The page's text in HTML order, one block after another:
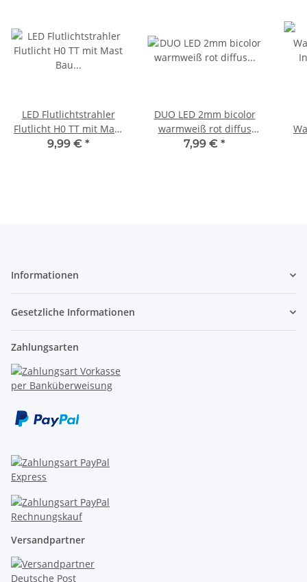
LED Flutlichtstrahler
Flutlicht H0 TT mit Mast
Bau Fassadenstrahler 5
9,99 € *
DUO LED 2mm bicolor
warmweiß rot diffus
Lichtwechsel Loks
7,99 € *
Informationen
Gesetzliche Informationen
Zahlungsarten
Versandpartner